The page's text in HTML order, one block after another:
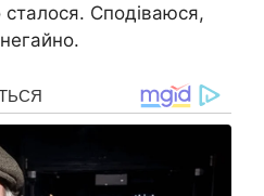
Сподіваюся,